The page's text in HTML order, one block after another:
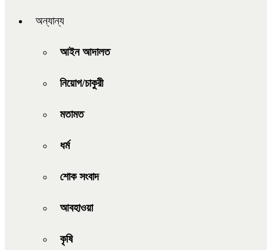
অন্যান্য
আইন আদালত
নিয়োগ/চাকুরী
মতামত
ধর্ম
শোক সংবাদ
আবহাওয়া
কৃষি